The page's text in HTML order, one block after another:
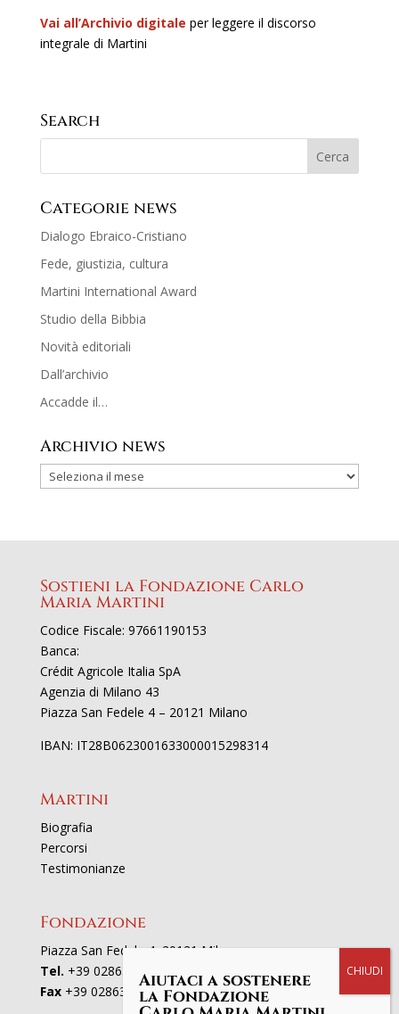
Vai all’Archivio digitale per leggere il discorso
integrale di Martini
Search
Categorie news
Dialogo Ebraico-Cristiano
Fede, giustizia, cultura
Martini International Award
Studio della Bibbia
Novità editoriali
Dall’archivio
Accadde il…
Archivio news
Sostieni la Fondazione Carlo
Maria Martini
Codice Fiscale: 97661190153
Banca:
Crédit Agricole Italia SpA
Agenzia di Milano 43
Piazza San Fedele 4 – 20121 Milano
IBAN: IT28B0623001633000015298314
Martini
Biografia
Percorsi
Testimonianze
Fondazione
Piazza San Fedele 4, 20121 Milano
Tel. +39 02863521
Fax+39 0286352801Aiutaci a sostenere
la Fondazione